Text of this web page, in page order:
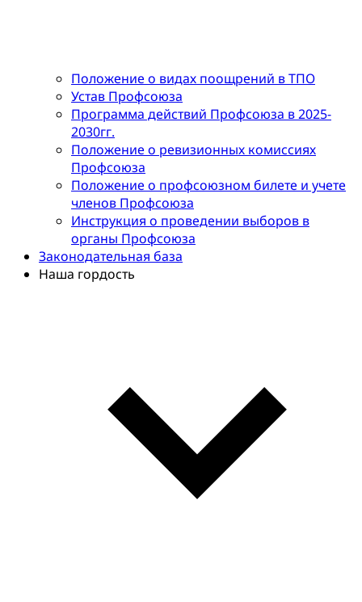
Положение о видах поощрений в ТПО
Устав Профсоюза
Программа действий Профсоюза в 2025-
2030гг.
Положение о ревизионных комиссиях
Профсоюза
Положение о профсоюзном билете и учете
членов Профсоюза
Инструкция о проведении выборов в
органы Профсоюза
Законодательная база
Наша гордость